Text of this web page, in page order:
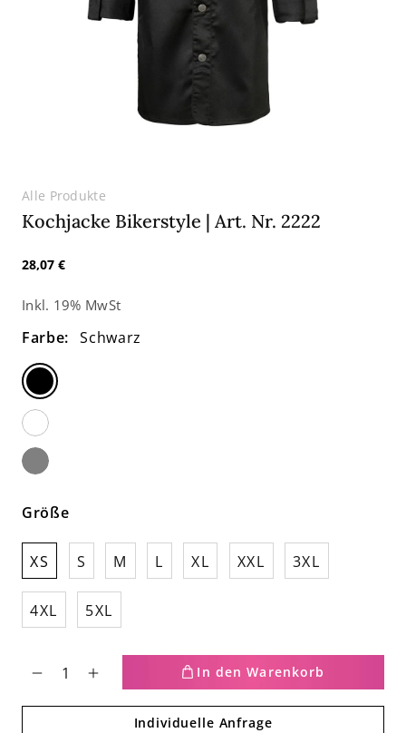
Alle Produkte
Kochjacke Bikerstyle | Art. Nr. 2222
Normaler
Preis
28,07 €
Inkl. 19% MwSt
Farbe: Schwarz
Schwarz
Weiß
Größe
XS S M L XL XXL 3XL
4XL 5XL
Erhöhe
In den Warenkorb
Individuelle Anfrage